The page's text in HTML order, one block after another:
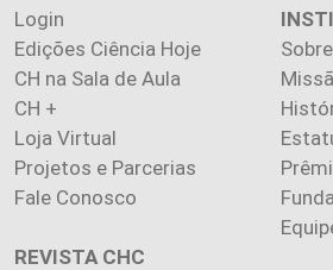
Login
Edições Ciência Hoje
CH na Sala de Aula
CH +
Loja Virtual
Projetos e Parcerias
Fale Conosco
Sobre
REVISTA CHC